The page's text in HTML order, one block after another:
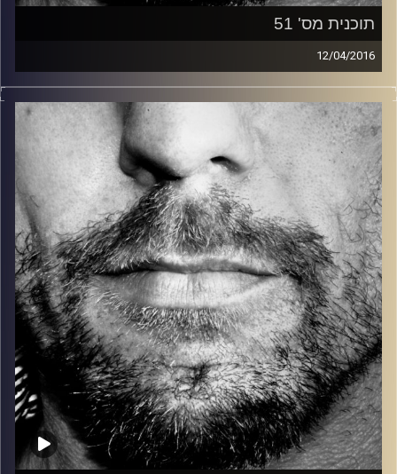
תוכנית מס' 51
12/04/2016
זיפים, מוזיקה מחוספסת של הופעות חיות. הרבה ג'אם, רוק,
בלוז, bluegrass, ג'אז, Fאנק, פרוגרסיב ואפילו אלקטרוניקה.
כל מה שחי, אמיתי ונושם.
עם שמוליק רגב.
קרדיט תמונות: David Goehring